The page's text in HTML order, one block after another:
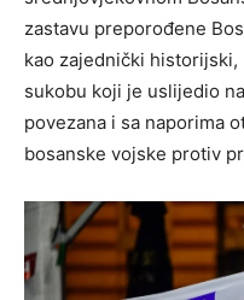
zastavu preporođene
kao zajednički
sukobu koji je uslijedio
povezana i sa naporima
bosanske vojske protiv